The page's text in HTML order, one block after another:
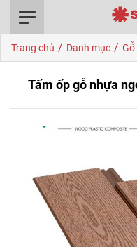
Trang chủ / Danh mục /
Tấm ốp gỗ nhựa